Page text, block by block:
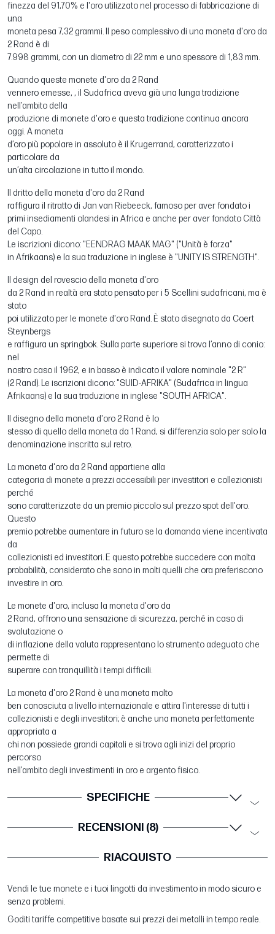
finezza del 91,70% e l'oro utilizzato nel processo di fabbricazione di
una
moneta pesa 7,32 grammi. Il peso complessivo di una moneta d'oro da
2 Rand è di
7.998 grammi, con un diametro di 22 mm e uno spessore di 1,83 mm.
Quando queste monete d'oro da 2 Rand
vennero emesse, , il Sudafrica aveva già una lunga tradizione
nell’ambito della
produzione di monete d'oro e questa tradizione continua ancora
oggi. A moneta
d’oro più popolare in assoluto è il Krugerrand, caratterizzato i
particolare da
un’alta circolazione in tutto il mondo.
Il dritto della moneta d'oro da 2 Rand
raffigura il ritratto di Jan van Riebeeck, famoso per aver fondato i
primi insediamenti olandesi in Africa e anche per aver fondato Città
del Capo.
Le iscrizioni dicono: "EENDRAG MAAK MAG" ("Unità è forza"
in Afrikaans) e la sua traduzione in inglese è "UNITY IS STRENGTH".
Il design del rovescio della moneta d'oro
da 2 Rand in realtà era stato pensato per i 5 Scellini sudafricani, ma è
stato
poi utilizzato per le monete d'oro Rand. È stato disegnato da Coert
Steynbergs
e raffigura un springbok. Sulla parte superiore si trova l’anno di conio:
nel
nostro caso il 1962, e in basso è indicato il valore nominale "2 R"
(2 Rand). Le iscrizioni dicono: "SUID-AFRIKA" (Sudafrica in lingua
Afrikaans) e la sua traduzione in inglese "SOUTH AFRICA".
Il disegno della moneta d'oro 2 Rand è lo
stesso di quello della moneta da 1 Rand, si differenzia solo per solo la
denominazione inscritta sul retro.
La moneta d'oro da 2 Rand appartiene alla
categoria di monete a prezzi accessibili per investitori e collezionisti
perché
sono caratterizzate da un premio piccolo sul prezzo spot dell'oro.
Questo
premio potrebbe aumentare in futuro se la domanda viene incentivata
da
collezionisti ed investitori. E questo potrebbe succedere con molta
probabilità, considerato che sono in molti quelli che ora preferiscono
investire in oro.
Le monete d'oro, inclusa la moneta d'oro da
2 Rand, offrono una sensazione di sicurezza, perché in caso di
svalutazione o
di inflazione della valuta rappresentano lo strumento adeguato che
permette di
superare con tranquillità i tempi difficili.
La moneta d'oro 2 Rand è una moneta molto
ben conosciuta a livello internazionale e attira l'interesse di tutti i
collezionisti e degli investitori; è anche una moneta perfettamente
appropriata a
chi non possiede grandi capitali e si trova agli inizi del proprio
percorso
nell’ambito degli investimenti in oro e argento fisico.
SPECIFICHE
RECENSIONI (8)
RIACQUISTO
Vendi le tue monete e i tuoi lingotti da investimento in modo sicuro e
senza problemi.
Goditi tariffe competitive basate sui prezzi dei metalli in tempo reale.